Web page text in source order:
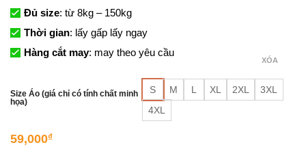
Đủ size: từ 8kg – 150kg
Thời gian: lấy gấp lấy ngay
Hàng cắt may: may theo yêu cầu
Size Áo (giá chỉ có tính chất minh
họa)
S M L XL 2XL
3XL
4XL
XÓA
59,000₫